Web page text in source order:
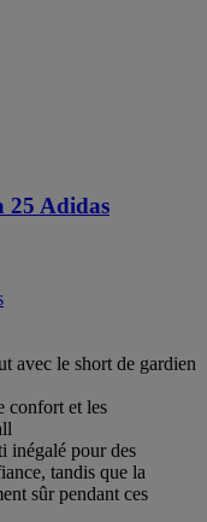
25 Adidas
avec le short de gardien
confort et les
inégalé pour des
tandis que la
sûr pendant ces